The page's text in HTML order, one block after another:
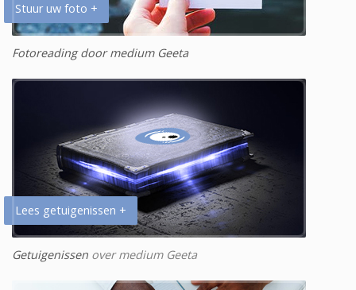
Stuur uw foto +
Fotoreading door medium Geeta
Lees getuigenissen +
Getuigenissen over medium Geeta